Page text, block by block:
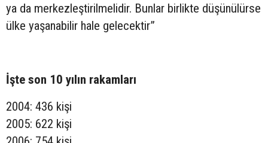
ya da merkezleştirilmelidir. Bunlar birlikte düşünülürse
ülke yaşanabilir hale gelecektir”
İşte son 10 yılın rakamları
2004: 436 kişi
2005: 622 kişi